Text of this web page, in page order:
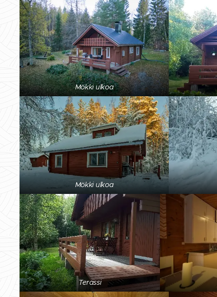
Mökki ulkoa
Mökki ulkoa
Terassi